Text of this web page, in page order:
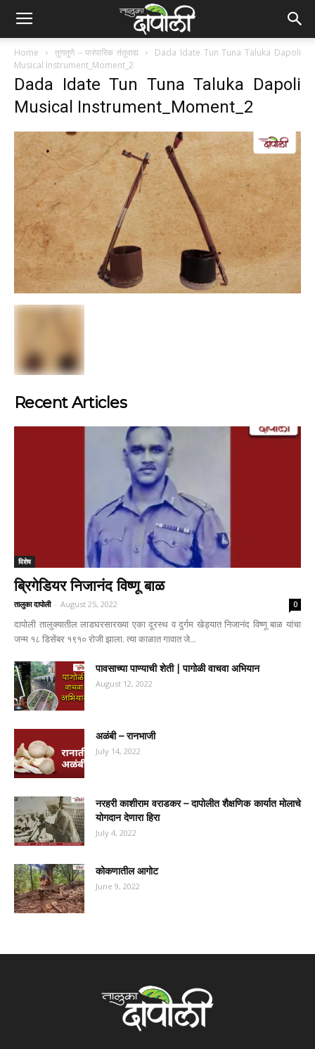
Home तुणतुणे – पारंपारिक तंतुवाद्य
Dada Idate Tun Tuna Taluka Dapoli
Musical Instrument_Moment_2
Dada Idate Tun Tuna Taluka Dapoli
Musical Instrument_Moment_2
Recent Articles
विशेष
ब्रिगेडियर निजानंद विष्णू बाळ
तालुका दापोली - August 25, 2022 0
दापोली तालुक्यातील लाडघरसारख्या एका दूरस्थ व दुर्गम खेड्यात निजानंद विष्णू बाळ यांचा
जन्म १८ डिसेंबर १९१० रोजी झाला. त्या काळात गावात जे...
पावसाच्या पाण्याची शेती | पागोळी वाचवा अभियान
August 12, 2022
अळंबी – रानभाजी
July 14, 2022
नरहरी काशीराम वराडकर – दापोलीत शैक्षणिक कार्यात मोलाचे
योगदान देणारा हिरा
July 4, 2022
कोकणातील आगोट
June 9, 2022